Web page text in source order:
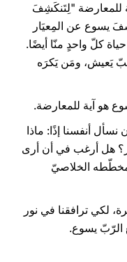
للمعارضة "لِتَنكَشِفَ
كثيرة" (الآية 35). كَشَفَ يسوع عن المِعيَار
كلّ واحدٍ منّا أيضًا.
يَعيش، ومَن يَكرَه
هو آية للمعارضة.
نسأل أنفسنا إذًا: ماذا
هل أرغب في أن أرى
الخلاصيّ
لكي ترافقنا في نور
الرّبّ يسوع.